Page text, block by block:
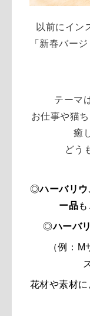
以前にイン
「新春バー
テーマ
お仕事や猫
癒
どう
◎ハーバリ
ー品
◎ハーバ
（例：
花材や素材